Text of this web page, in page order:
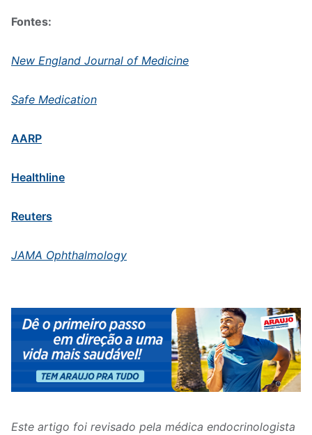
Fontes:
New England Journal of Medicine
Safe Medication
AARP
Healthline
Reuters
JAMA Ophthalmology
Este artigo foi revisado pela médica endocrinologista